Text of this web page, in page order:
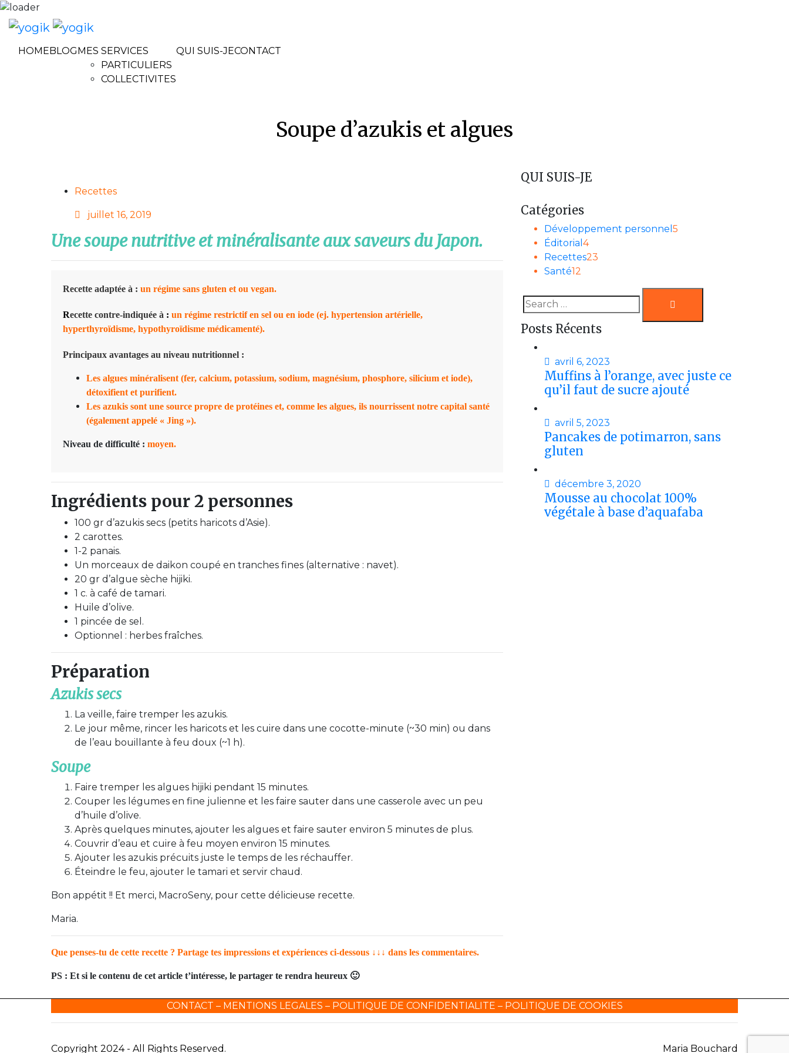
HOMEBLOGMES SERVICES
PARTICULIERS
COLLECTIVITES
QUI SUIS-JECONTACT
Soupe d’azukis et algues
Recettes
Posted
juillet 16, 2019
Une soupe nutritive et minéralisante aux saveurs du Japon.
Recette adaptée à : un régime sans gluten et ou vegan.
Recette contre-indiquée à : un régime restrictif en sel ou en iode (ej. hypertension artérielle,
hyperthyroïdisme, hypothyroïdisme médicamenté).
Principaux avantages au niveau nutritionnel :
Les algues minéralisent (fer, calcium, potassium, sodium, magnésium, phosphore, silicium et iode),
détoxifient et purifient.
Les azukis sont une source propre de protéines et, comme les algues, ils nourrissent notre capital santé
(également appelé « Jing »).
Niveau de difficulté : moyen.
Ingrédients pour 2 personnes
100 gr d’azukis secs (petits haricots d’Asie).
2 carottes.
1-2 panais.
Un morceaux de daikon coupé en tranches fines (alternative : navet).
20 gr d’algue sèche hijiki.
1 c. à café de tamari.
Huile d’olive.
1 pincée de sel.
Optionnel : herbes fraîches.
Préparation
Azukis secs
La veille, faire tremper les azukis.
Le jour même, rincer les haricots et les cuire dans une cocotte-minute (~30 min) ou dans
de l’eau bouillante à feu doux (~1 h).
Soupe
Faire tremper les algues hijiki pendant 15 minutes.
Couper les légumes en fine julienne et les faire sauter dans une casserole avec un peu
d’huile d’olive.
Après quelques minutes, ajouter les algues et faire sauter environ 5 minutes de plus.
Couvrir d’eau et cuire à feu moyen environ 15 minutes.
Ajouter les azukis précuits juste le temps de les réchauffer.
Éteindre le feu, ajouter le tamari et servir chaud.
Bon appétit !! Et merci, MacroSeny, pour cette délicieuse recette.
Maria.
Que penses-tu de cette recette ? Partage tes impressions et expériences ci-dessous ↓↓↓ dans les commentaires.
PS : Et si le contenu de cet article t’intéresse, le partager te rendra heureux 🙂
QUI SUIS-JE
Catégories
Développement personnel 5
Éditorial 4
Recettes23
Santé12
Search
for:
Posts Récents
avril 6, 2023
Muffins à l’orange, avec juste ce
qu’il faut de sucre ajouté
avril 5, 2023
Pancakes de potimarron, sans
gluten
décembre 3, 2020
Mousse au chocolat 100%
végétale à base d’aquafaba
CONTACT – MENTIONS LEGALES – POLITIQUE DE CONFIDENTIALITE – POLITIQUE DE COOKIES
Copyright 2024 - All Rights Reserved. Maria Bouchard